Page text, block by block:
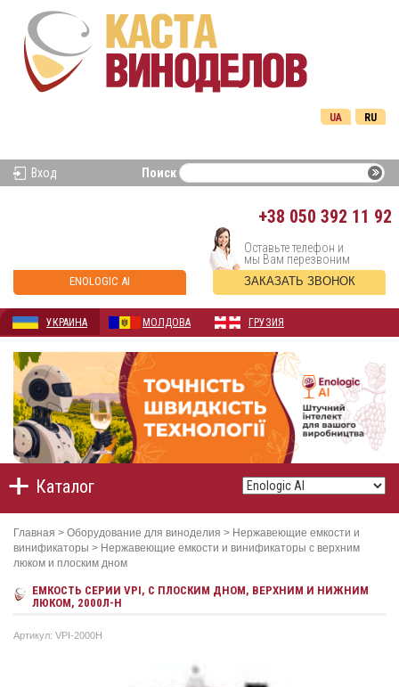
RU
UA
Вход Поиск
+38 050 392 11 92
ENOLOGIC AI
Оставьте телефон и
мы Вам перезвоним
ЗАКАЗАТЬ ЗВОНОК
УКРАИНА МОЛДОВА ГРУЗИЯ
Каталог
Главная > Оборудование для виноделия > Нержавеющие емкости и
винификаторы > Нержавеющие емкости и винификаторы с верхним
люком и плоским дном
ЕМКОСТЬ СЕРИИ VPI, С ПЛОСКИМ ДНОМ, ВЕРХНИМ И НИЖНИМ
ЛЮКОМ, 2000Л-Н
Артикул: VPI-2000H